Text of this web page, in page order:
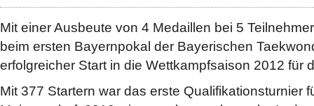
Mit einer Ausbeute von 4 Medaillen bei 5
beim ersten Bayernpokal der Bayerischen
erfolgreicher Start in die Wettkampfsaison 2012 für
Mit 377 Startern war das erste Qualifikationsturnier